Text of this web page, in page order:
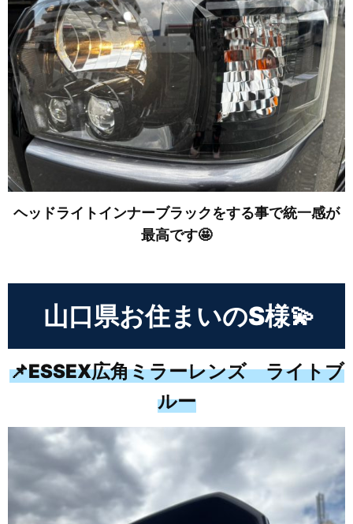
ヘッドライトインナーブラックをする事で統一感が
最高です🤩
山口県お住まいのS様💫
📌ESSEX広角ミラーレンズ ライトブ
ルー